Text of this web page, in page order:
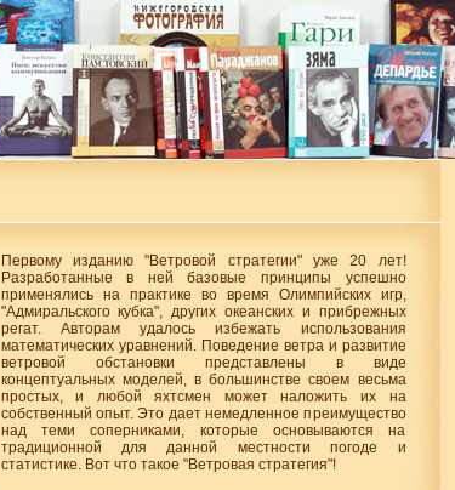
Первому изданию "Ветровой стратегии" уже 20 лет!
Разработанные в ней базовые принципы успешно
применялись на практике во время Олимпийских игр,
"Адмиральского кубка", других океанских и прибрежных
регат. Авторам удалось избежать использования
математических уравнений. Поведение ветра и развитие
ветровой обстановки представлены в виде
концептуальных моделей, в большинстве своем весьма
простых, и любой яхтсмен может наложить их на
собственный опыт. Это дает немедленное преимущество
над теми соперниками, которые основываются на
традиционной для данной местности погоде и
статистике. Вот что такое "Ветровая стратегия"!